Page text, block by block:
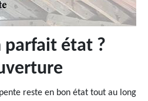
parfait état ?
reste en bon état tout au long